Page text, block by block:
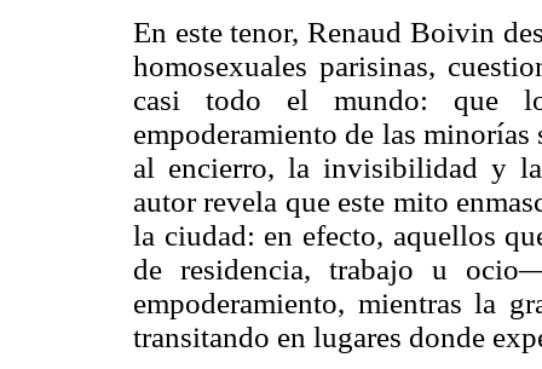
En este tenor, Renaud Boivin
homosexuales parisinas,
casi todo el mundo: que
empoderamiento de las
al encierro, la invisibilidad y
autor revela que este mito
la ciudad: en efecto, aquellos
de residencia, trabajo u
empoderamiento, mientras la
transitando en lugares donde